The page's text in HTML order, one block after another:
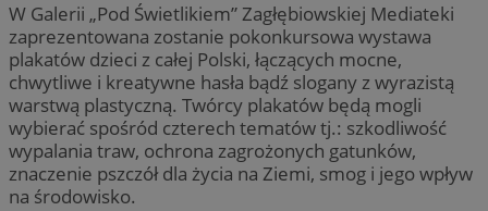
W Galerii „Pod Świetlikiem” Zagłębiowskiej Mediateki
zaprezentowana zostanie pokonkursowa wystawa
plakatów dzieci z całej Polski, łączących mocne,
chwytliwe i kreatywne hasła bądź slogany z wyrazistą
warstwą plastyczną. Twórcy plakatów będą mogli
wybierać spośród czterech tematów tj.: szkodliwość
wypalania traw, ochrona zagrożonych gatunków,
znaczenie pszczół dla życia na Ziemi, smog i jego wpływ
na środowisko.